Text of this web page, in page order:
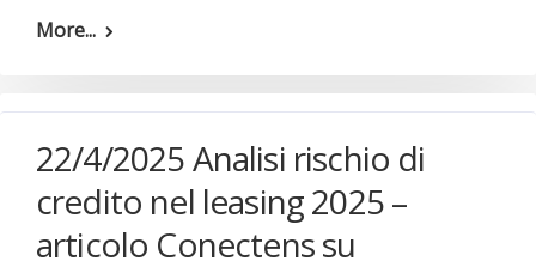
More...
22/4/2025 Analisi rischio di
credito nel leasing 2025 –
articolo Conectens su